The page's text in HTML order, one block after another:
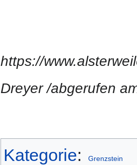
https://
Dreyer /abgerufen
Kategorie: Grenzstein